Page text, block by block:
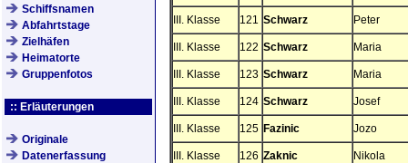
Schiffsnamen
Abfahrtstage
Zielhäfen
Heimatorte
Gruppenfotos
:: Erläuterungen
Originale
Datenerfassung
III. Klasse 121 Schwarz Peter
III. Klasse 122 Schwarz Maria
III. Klasse 123 Schwarz Maria
III. Klasse 124 Schwarz Josef
III. Klasse 125 Fazinic Jozo
III. Klasse 126 Zaknic Nikola